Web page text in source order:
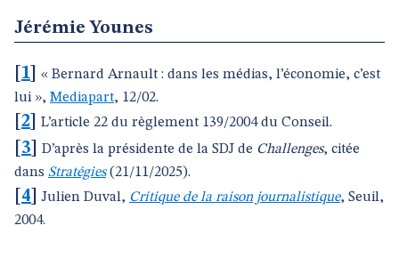
Jérémie Younes
1
« Bernard Arnault : dans les médias, l’économie, c’est
lui », Mediapart, 12/02.
2 L’article 22 du règlement 139/2004 du Conseil.
3 D’après la présidente de la SDJ de Challenges, citée
dans Stratégies(21/11/2025).
4 ]Julien Duval, Critique de la raison journalistique, Seuil,
2004.